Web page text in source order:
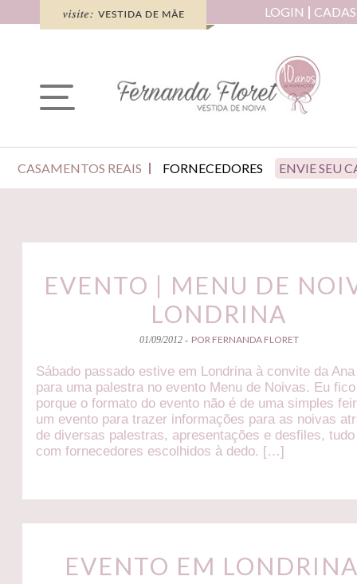
LOGIN
CASAMENTOS REAIS FORNECEDORES ENVIE SEU
EVENTO | MENU DE
LONDRINA
01/09/2012 - POR FERNANDA FLORET
Sábado passado estive em Londrina à convite da
para uma palestra no evento Menu de Noivas. Eu
porque o formato do evento não é de uma simples
um evento para trazer informações para as noivas
de diversas palestras, apresentações e desfiles,
com fornecedores escolhidos à dedo. […]
EVENTO EM